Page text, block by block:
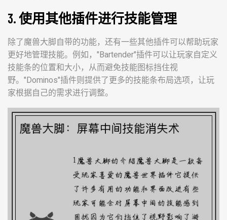
3. 使用其他插件进行技能管理
除了魔兽大脚自带的功能，还有一些其他插件可以帮助玩家
更好地管理技能。例如，"Bartender"插件可以让玩家自定义
技能条的位置和大小，从而避免技能图标挡住视
野。"Dominos"插件则提供了更多的技能条布局选项，让玩
家根据自己的需求进行调整。